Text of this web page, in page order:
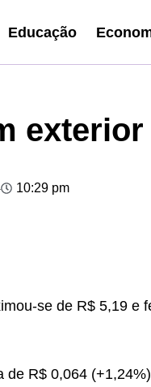
Educação
10:29 pm
se de R$ 5,19 e
R$ 0,064